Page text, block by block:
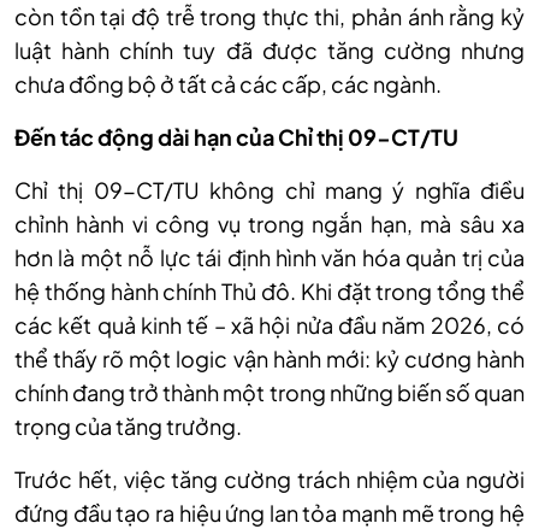
còn tồn tại độ trễ trong thực thi, phản ánh rằng kỷ
luật hành chính tuy đã được tăng cường nhưng
chưa đồng bộ ở tất cả các cấp, các ngành.
Đến tác động dài hạn của Chỉ thị 09-CT/TU
Chỉ thị 09-CT/TU không chỉ mang ý nghĩa điều
chỉnh hành vi công vụ trong ngắn hạn, mà sâu xa
hơn là một nỗ lực tái định hình văn hóa quản trị của
hệ thống hành chính Thủ đô. Khi đặt trong tổng thể
các kết quả kinh tế – xã hội nửa đầu năm 2026, có
thể thấy rõ một logic vận hành mới: kỷ cương hành
chính đang trở thành một trong những biến số quan
trọng của tăng trưởng.
Trước hết, việc tăng cường trách nhiệm của người
đứng đầu tạo ra hiệu ứng lan tỏa mạnh mẽ trong hệ